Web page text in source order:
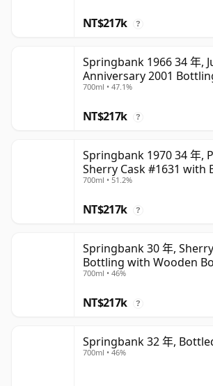
NT$217k ?
Springbank 1966 34 年,
Anniversary 2001
700ml • 47.1%
NT$217k ?
Springbank 1970 34 年,
Sherry Cask #1631 with
700ml • 51.2%
NT$217k ?
Springbank 30 年,
Bottling with Wooden
700ml • 46%
NT$217k ?
Springbank 32 年,
700ml • 46%